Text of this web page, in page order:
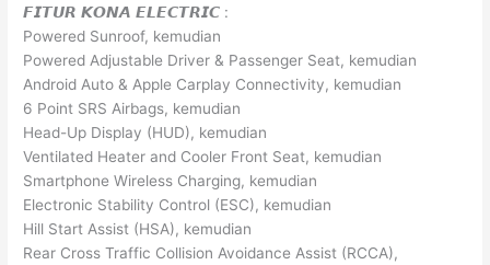
𝙁𝙄𝙏𝙐𝙍 𝙆𝙊𝙉𝘼 𝙀𝙇𝙀𝘾𝙏𝙍𝙄𝘾 :
Powered Sunroof, kemudian
Powered Adjustable Driver & Passenger Seat, kemudian
Android Auto & Apple Carplay Connectivity, kemudian
6 Point SRS Airbags, kemudian
Head-Up Display (HUD), kemudian
Ventilated Heater and Cooler Front Seat, kemudian
Smartphone Wireless Charging, kemudian
Electronic Stability Control (ESC), kemudian
Hill Start Assist (HSA), kemudian
Rear Cross Traffic Collision Avoidance Assist (RCCA),